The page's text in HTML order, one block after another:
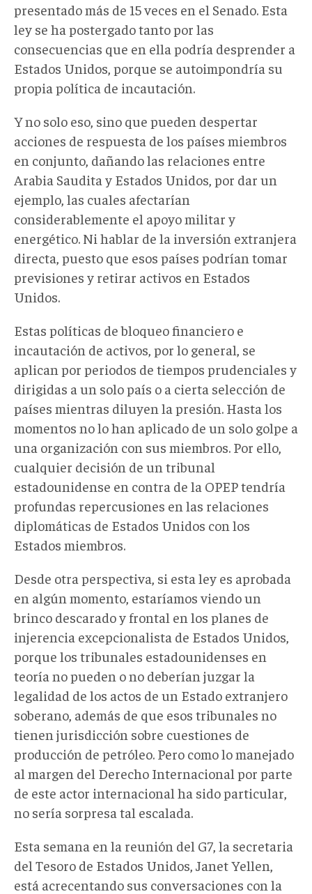
presentado más de 15 veces en el Senado. Esta
ley se ha postergado tanto por las
consecuencias que en ella podría desprender a
Estados Unidos, porque se autoimpondría su
propia política de incautación.
Y no solo eso, sino que pueden despertar
acciones de respuesta de los países miembros
en conjunto, dañando las relaciones entre
Arabia Saudita y Estados Unidos, por dar un
ejemplo, las cuales afectarían
considerablemente el apoyo militar y
energético. Ni hablar de la inversión extranjera
directa, puesto que esos países podrían tomar
previsiones y retirar activos en Estados
Unidos.
Estas políticas de bloqueo financiero e
incautación de activos, por lo general, se
aplican por periodos de tiempos prudenciales y
dirigidas a un solo país o a cierta selección de
países mientras diluyen la presión. Hasta los
momentos no lo han aplicado de un solo golpe a
una organización con sus miembros. Por ello,
cualquier decisión de un tribunal
estadounidense en contra de la OPEP tendría
profundas repercusiones en las relaciones
diplomáticas de Estados Unidos con los
Estados miembros.
Desde otra perspectiva, si esta ley es aprobada
en algún momento, estaríamos viendo un
brinco descarado y frontal en los planes de
injerencia excepcionalista de Estados Unidos,
porque los tribunales estadounidenses en
teoría no pueden o no deberían juzgar la
legalidad de los actos de un Estado extranjero
soberano, además de que esos tribunales no
tienen jurisdicción sobre cuestiones de
producción de petróleo. Pero como lo manejado
al margen del Derecho Internacional por parte
de este actor internacional ha sido particular,
no sería sorpresa tal escalada.
Esta semana en la reunión del G7, la secretaria
del Tesoro de Estados Unidos, Janet Yellen,
está acrecentando sus conversaciones con la